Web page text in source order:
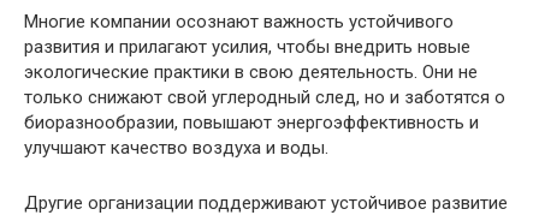
Многие компании осознают важность устойчивого
развития и прилагают усилия, чтобы внедрить новые
экологические практики в свою деятельность. Они не
только снижают свой углеродный след, но и заботятся о
биоразнообразии, повышают энергоэффективность и
улучшают качество воздуха и воды.
Другие организации поддерживают устойчивое развитие